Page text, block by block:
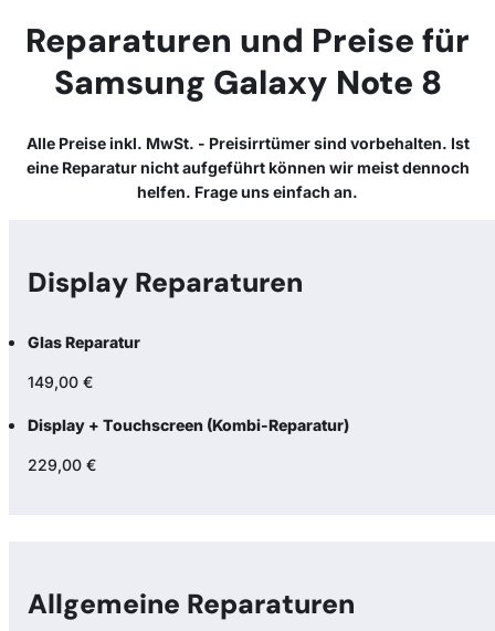
Reparaturen und Preise für
Samsung Galaxy Note 8
Alle Preise inkl. MwSt. - Preisirrtümer sind vorbehalten. Ist
eine Reparatur nicht aufgeführt können wir meist dennoch
helfen. Frage uns einfach an.
Display Reparaturen
Glas Reparatur
149,00 €
Display + Touchscreen (Kombi-Reparatur)
229,00 €
Allgemeine Reparaturen